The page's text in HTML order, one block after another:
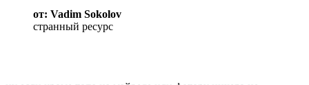
от: Vadim Sokolov
странный ресурс